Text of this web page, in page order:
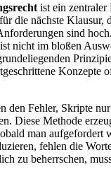
ist ein zentraler
die nächste Klausur,
sind
nicht im bloßen
Konzepte
den Fehler, Skripte
Diese Methode
man aufgefordert
fehlen die
zu beherrschen,